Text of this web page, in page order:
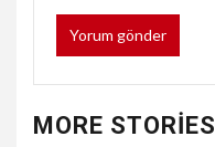
MORE STORIES